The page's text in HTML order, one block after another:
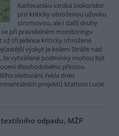
Karlovarsku vzniká biokoridor
pro kriticky ohroženou užovku
stromovou, ale i další druhy
při pravidelném monitoringu
už tři jedince kriticky ohrožené
výskyt je kolem Stráže nad
že vytvářené podmínky mohou být
dlouhodobého přínosu
sledování, řekla dnes
projektů Mattoni Lucie
odpadu, MŽP